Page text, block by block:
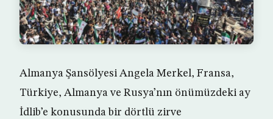
Almanya Şansölyesi Angela Merkel, Fransa,
Türkiye, Almanya ve Rusya’nın önümüzdeki ay
İdlib’e konusunda bir dörtlü zirve